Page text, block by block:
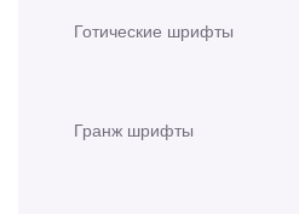
Готические шрифты
Гранж шрифты